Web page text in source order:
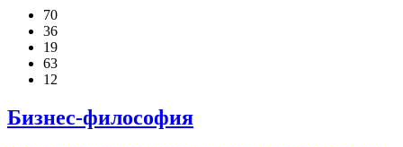
70
36
19
63
12
Бизнес-философия